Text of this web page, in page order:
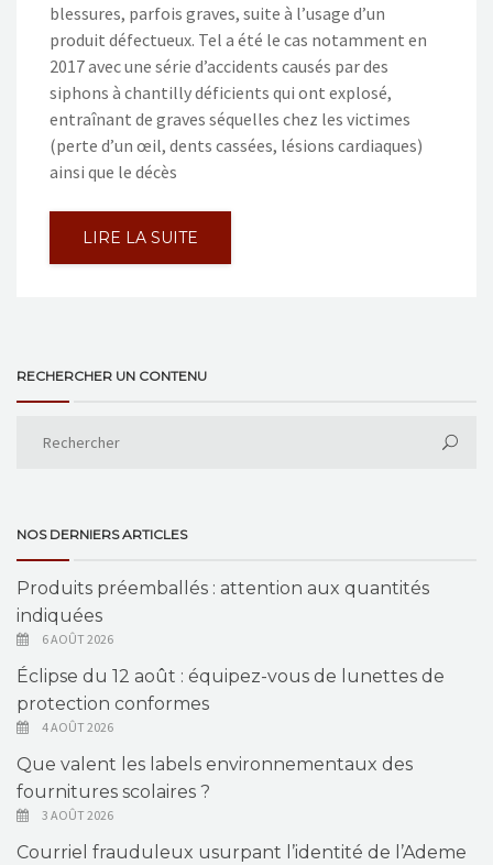
blessures, parfois graves, suite à l’usage d’un
produit défectueux. Tel a été le cas notamment en
2017 avec une série d’accidents causés par des
siphons à chantilly déficients qui ont explosé,
entraînant de graves séquelles chez les victimes
(perte d’un œil, dents cassées, lésions cardiaques)
ainsi que le décès
LIRE LA SUITE
RECHERCHER UN CONTENU
NOS DERNIERS ARTICLES
Produits préemballés : attention aux quantités
indiquées
6 AOÛT 2026
Éclipse du 12 août : équipez-vous de lunettes de
protection conformes
4 AOÛT 2026
Que valent les labels environnementaux des
fournitures scolaires ?
3 AOÛT 2026
Courriel frauduleux usurpant l’identité de l’Ademe